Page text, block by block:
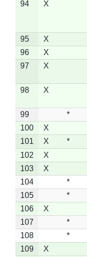
94 X
95 X
96
X
97
X
98 X
99 *
100
X
101
X *
102
X
103
X
104
*
105
*
106
X
107
*
108
*
109
X